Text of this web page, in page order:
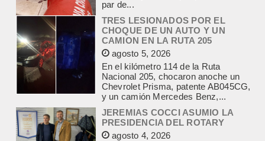
par de...
TRES LESIONADOS POR EL
CHOQUE DE UN AUTO Y UN
CAMION EN LA RUTA 205
agosto 5, 2026
En el kilómetro 114 de la Ruta
Nacional 205, chocaron anoche un
Chevrolet Prisma, patente AB045CG,
y un camión Mercedes Benz,...
JEREMIAS COCCI ASUMIO LA
PRESIDENCIA DEL ROTARY
agosto 4, 2026